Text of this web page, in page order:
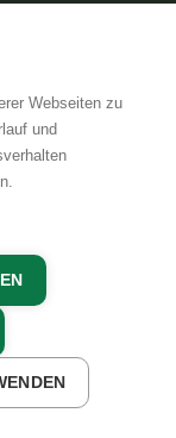
BUCHEN
Webseiten zu
und